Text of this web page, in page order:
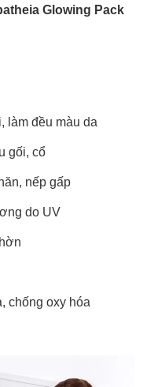
Glowing Pack
làm đều màu da
gối, cổ
nếp gấp
do UV
chống oxy hóa